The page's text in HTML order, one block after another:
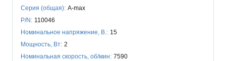
Серия (общая): A-max
P/N: 110046
Номинальное напряжение, В.: 15
Мощность, Вт: 2
Номинальная скорость, об/мин: 7590